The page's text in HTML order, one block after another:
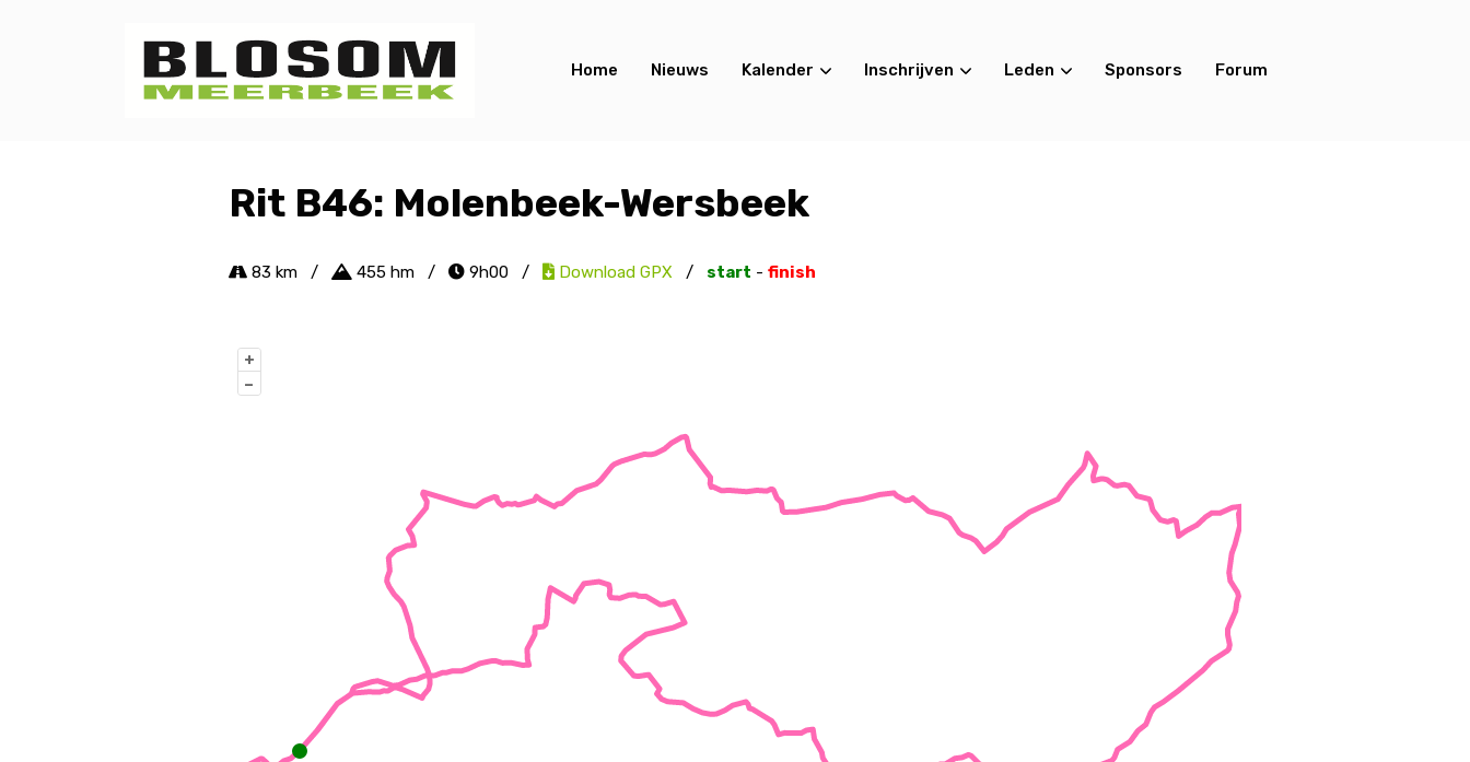
Home Nieuws Kalender Inschrijven Leden Sponsors Forum
Rit B46: Molenbeek-Wersbeek
83 km / 455 hm / 9h00 / Download GPX / start - finish
+
–